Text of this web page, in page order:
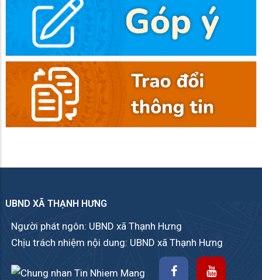
UBND XÃ THẠNH HƯNG
Người phát ngôn: UBND xã Thạnh Hưng
Chịu trách nhiệm nội dung: UBND xã Thạnh Hưng